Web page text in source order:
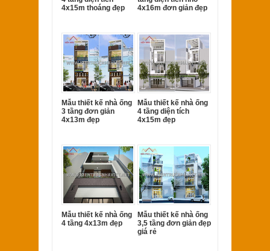
4x15m thoáng đẹp
4x16m đơn giản đẹp
Mẫu thiết kế nhà ống
3 tầng đơn giản
4x13m đẹp
Mẫu thiết kế nhà ống
4 tầng diện tích
4x15m đẹp
Mẫu thiết kế nhà ống
4 tầng 4x13m đẹp
Mẫu thiết kế nhà ống
3,5 tầng đơn giản đẹp
giá rẻ